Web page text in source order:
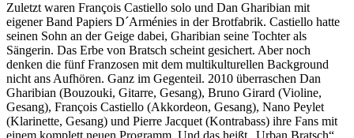
Zuletzt waren François Castiello solo und Dan Gharibian mit
eigener Band Papiers D´Arménies in der Brotfabrik. Castiello hatte
seinen Sohn an der Geige dabei, Gharibian seine Tochter als
Sängerin. Das Erbe von Bratsch scheint gesichert. Aber noch
denken die fünf Franzosen mit dem multikulturellen Background
nicht ans Aufhören. Ganz im Gegenteil. 2010 überraschen Dan
Gharibian (Bouzouki, Gitarre, Gesang), Bruno Girard (Violine,
Gesang), François Castiello (Akkordeon, Gesang), Nano Peylet
(Klarinette, Gesang) und Pierre Jacquet (Kontrabass) ihre Fans mit